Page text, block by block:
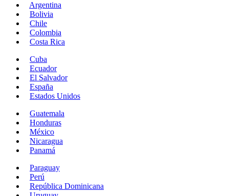
Argentina
Bolivia
Chile
Colombia
Costa Rica
Cuba
Ecuador
El Salvador
España
Estados Unidos
Guatemala
Honduras
México
Nicaragua
Panamá
Paraguay
Perú
República Dominicana